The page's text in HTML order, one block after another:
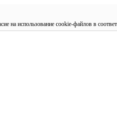
на использование cookie-файлов в